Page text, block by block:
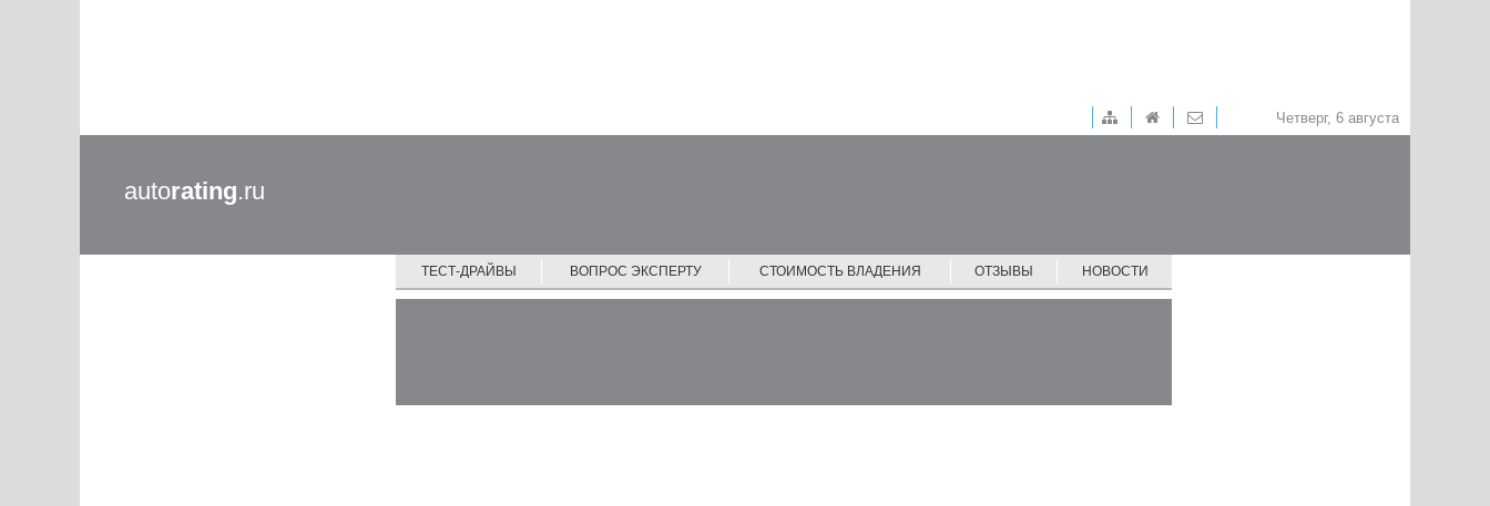
Четверг, 6 августа
autorating.ru
ТЕСТ-ДРАЙВЫ ВОПРОС ЭКСПЕРТУ СТОИМОСТЬ ВЛАДЕНИЯ ОТЗЫВЫ НОВОСТИ